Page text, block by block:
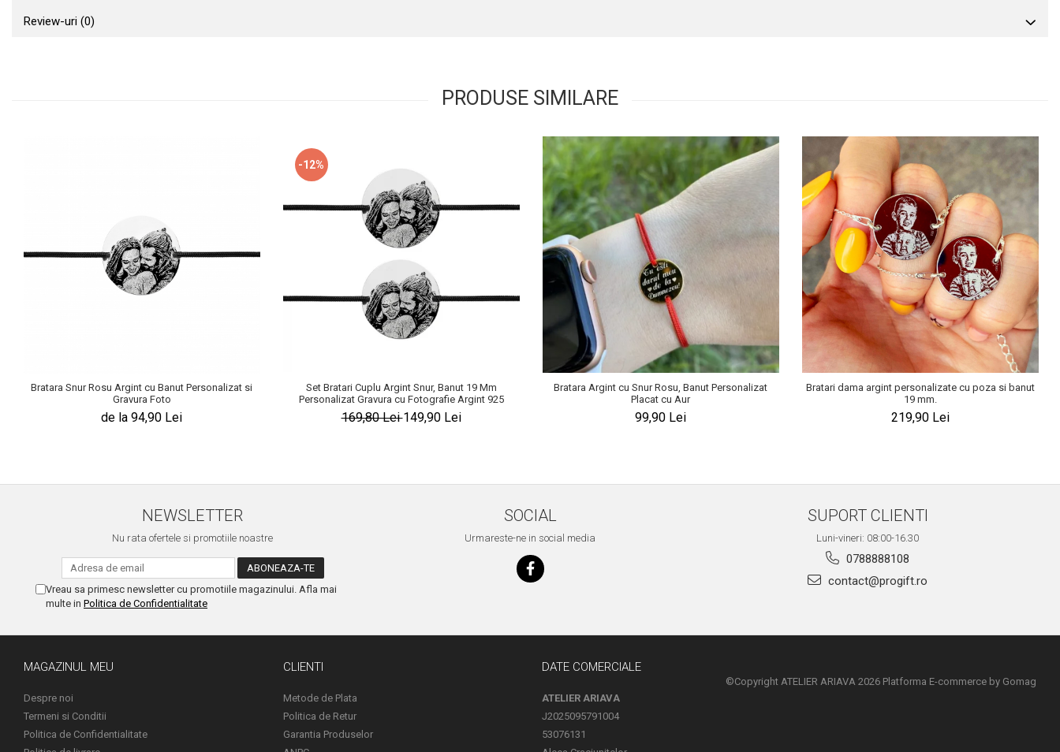
Review-uri (0)
PRODUSE SIMILARE
Bratara Snur Rosu Argint cu Banut Personalizat si
Gravura Foto
de la 94,90 Lei
-12%
Set Bratari Cuplu Argint Snur, Banut 19 Mm
Personalizat Gravura cu Fotografie Argint 925
169,80 Lei149,90 Lei
Bratara Argint cu Snur Rosu, Banut Personalizat
Placat cu Aur
99,90 Lei
Bratari dama argint personalizate cu poza si banut
19 mm.
219,90 Lei
NEWSLETTER
Nu rata ofertele si promotiile noastre
Vreau sa primesc newsletter cu promotiile magazinului. Afla mai
multe in Politica de Confidentialitate
SOCIAL
Urmareste-ne in social media
SUPORT CLIENTI
Luni-vineri: 08:00-16.30
0788888108
contact@progift.ro
MAGAZINUL MEU
Despre noi
Termeni si Conditii
Politica de Confidentialitate
CLIENTI
Metode de Plata
Politica de Retur
Garantia Produselor
DATE COMERCIALE
ATELIER ARIAVA
J2025095791004
53076131
©Copyright ATELIER ARIAVA 2026 Platforma E-commerce by Gomag